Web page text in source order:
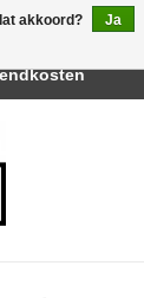
akkoord?
Ja